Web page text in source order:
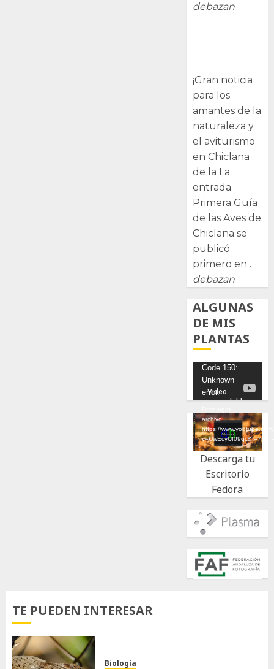
debazan
¡Gran noticia
para los
amantes de la
naturaleza y
el aviturismo
en Chiclana
de la La
entrada
Primera Guía
de las Aves de
Chiclana se
publicó
primero en .
debazan
ALGUNAS
DE MIS
PLANTAS
Reproductor
de
vídeo
Code 150:
Unknown
error.
archivo:
https://
Descarga tu
Escritorio
Fedora
TE PUEDEN INTERESAR
Biología